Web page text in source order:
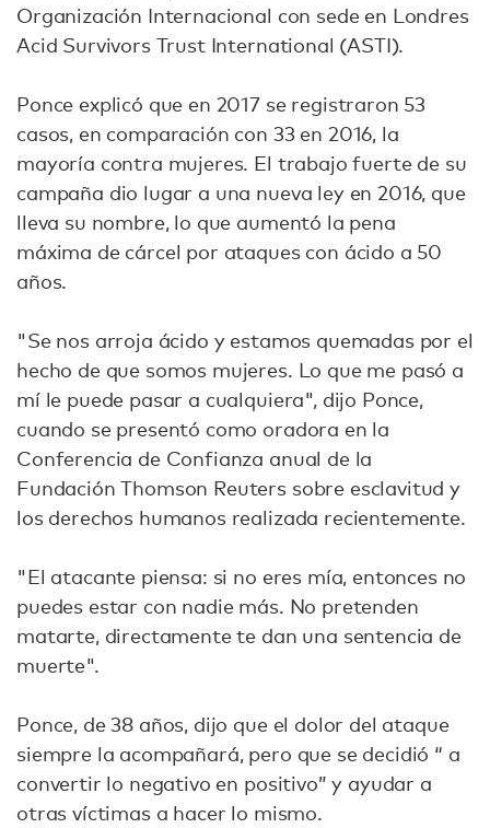
Organización Internacional con sede en Londres
Acid Survivors Trust International (ASTI).
Ponce explicó que en 2017 se registraron 53
casos, en comparación con 33 en 2016, la
mayoría contra mujeres. El trabajo fuerte de su
campaña dio lugar a una nueva ley en 2016, que
lleva su nombre, lo que aumentó la pena
máxima de cárcel por ataques con ácido a 50
años.
"Se nos arroja ácido y estamos quemadas por el
hecho de que somos mujeres. Lo que me pasó a
mí le puede pasar a cualquiera", dijo Ponce,
cuando se presentó como oradora en la
Conferencia de Confianza anual de la
Fundación Thomson Reuters sobre esclavitud y
los derechos humanos realizada recientemente.
"El atacante piensa: si no eres mía, entonces no
puedes estar con nadie más. No pretenden
matarte, directamente te dan una sentencia de
muerte".
Ponce, de 38 años, dijo que el dolor del ataque
siempre la acompañará, pero que se decidió “ a
convertir lo negativo en positivo” y ayudar a
otras víctimas a hacer lo mismo.